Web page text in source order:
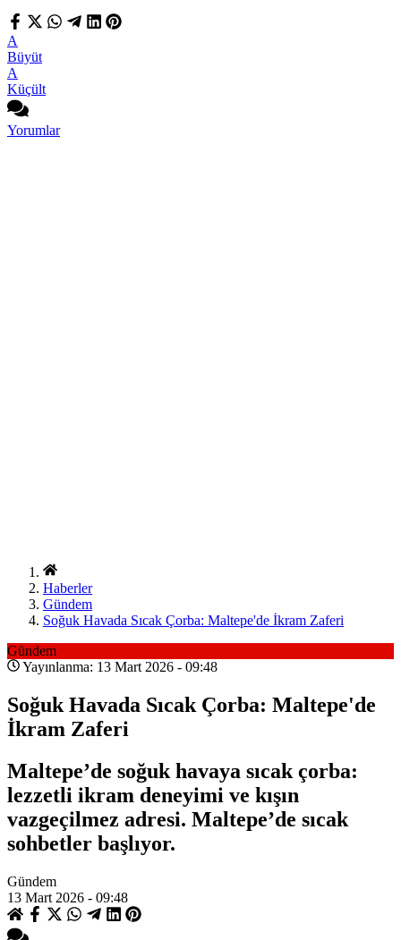
A
Büyüt
A
Küçült
Yorumlar
Haberler
Gündem
Soğuk Havada Sıcak Çorba: Maltepe'de İkram Zaferi
Gündem
Yayınlanma: 13 Mart 2026 - 09:48
Soğuk Havada Sıcak Çorba: Maltepe'de
İkram Zaferi
Maltepe’de soğuk havaya sıcak çorba:
lezzetli ikram deneyimi ve kışın
vazgeçilmez adresi. Maltepe’de sıcak
sohbetler başlıyor.
Gündem
13 Mart 2026 - 09:48